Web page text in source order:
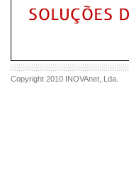
Copyright 2010 INOVAnet , Lda.